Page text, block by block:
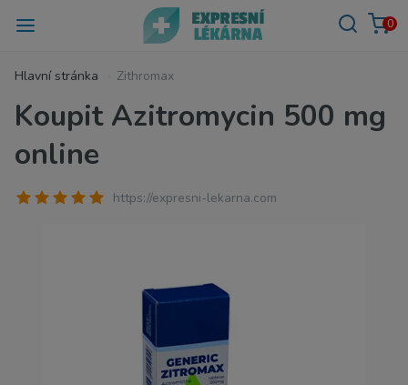
0
Hlavní stránka Zithromax
Koupit Azitromycin 500 mg
online
https://expresni-lekarna.com